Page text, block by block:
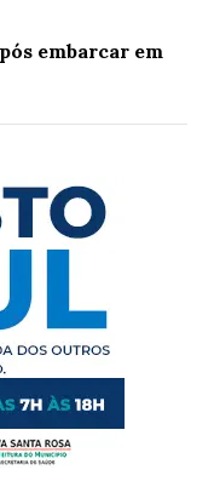
embarcar em